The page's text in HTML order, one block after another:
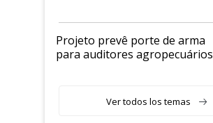
Projeto prevê porte de arma
para auditores agropecuários
Ver todos los temas